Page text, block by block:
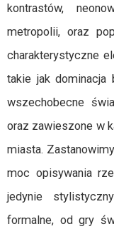
kontrastów,
metropolii, oraz
charakterystyczne
takie jak dominacja
wszechobecne
oraz zawieszone w
miasta.
moc opisywania
jedynie
formalne, od gry